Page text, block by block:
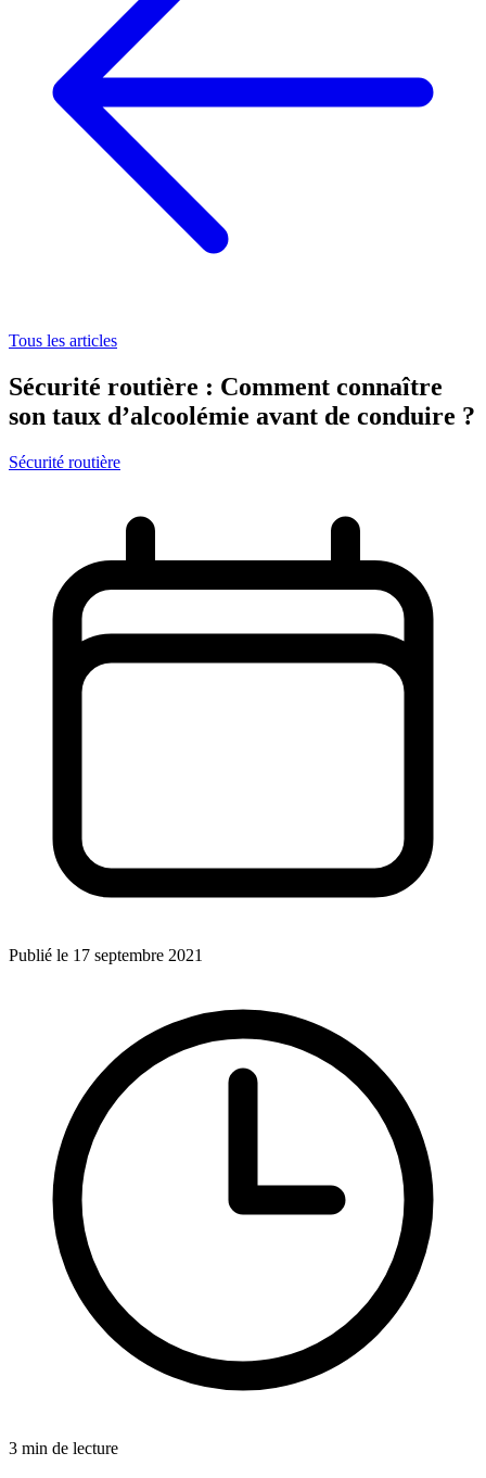
Tous les articles
Sécurité routière : Comment connaître
son taux d’alcoolémie avant de conduire ?
Sécurité routière
Publié le 17 septembre 2021
3 min de lecture